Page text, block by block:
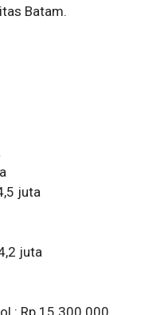
Batam.
juta
14,2 juta
: Rp 15.300.000